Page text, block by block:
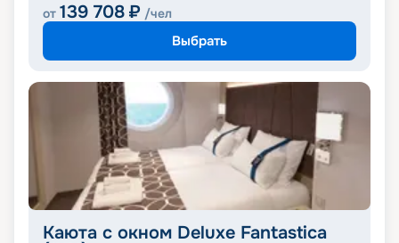
от 139 708 ₽ /чел
Выбрать
Каюта с окном Deluxe Fantastica